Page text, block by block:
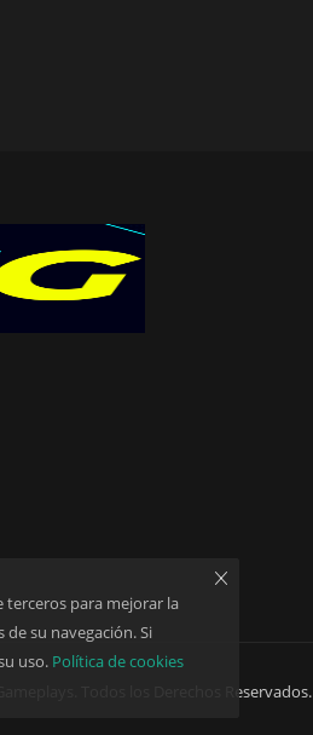
Todos los Derechos Reservados.
terceros para mejorar la
su navegación. Si
uso. Política de cookies